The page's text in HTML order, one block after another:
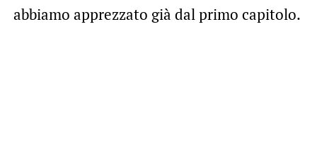
abbiamo apprezzato già dal primo capitolo.